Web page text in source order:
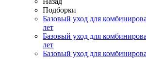
Подборки
Базовый уход для
лет
Базовый уход для
лет
Базовый уход для